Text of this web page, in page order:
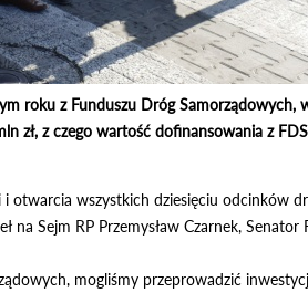
roku z Funduszu Dróg
zł, z czego wartość dofinansowania z
wszystkich dziesięciu odcinków
Sejm RP Przemysław Czarnek, Senator
mogliśmy przeprowadzić